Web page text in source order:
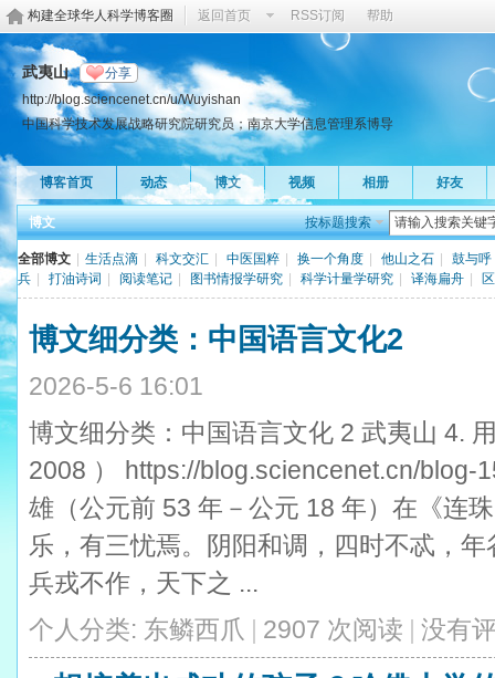
构建全球华人科学博客圈 返回首页 RSS订阅 帮助
武夷山 分享
http://blog.sciencenet.cn/u/Wuyishan
中国科学技术发展战略研究院研究员；南京大学信息管理系博导
博客首页 动态 博文 视频 相册 好友
博文 按标题搜索
全部博文 生活点滴 科文交汇 中医国粹 换一个角度 他山之石
鼓与呼
兵
打油诗词 阅读笔记 图书情报学研究 科学计量学研究 译海扁舟
博文细分类：中国语言文化2
2026-5-6 16:01
博文细分类：中国语言文化 2 武夷山 4.
2008 ） https://blog.sciencenet.cn/blog-
雄（公元前 53 年－公元 18 年）在《连
乐，有三忧焉。阴阳和调，四时不忒，
兵戎不作，天下之 ...
个人分类: 东鳞西爪 | 2907 次阅读 | 没有